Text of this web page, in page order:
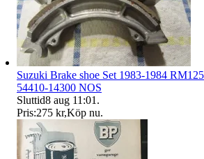
Suzuki Brake shoe Set 1983-1984
54410-14300 NOS
Sluttid8 aug 11:01 .
Pris:275 kr,Köp nu.